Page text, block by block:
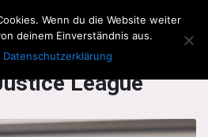
Men
League
Wenn du die Website weiter
deinem Einverständnis aus.
Datenschutzerklärung